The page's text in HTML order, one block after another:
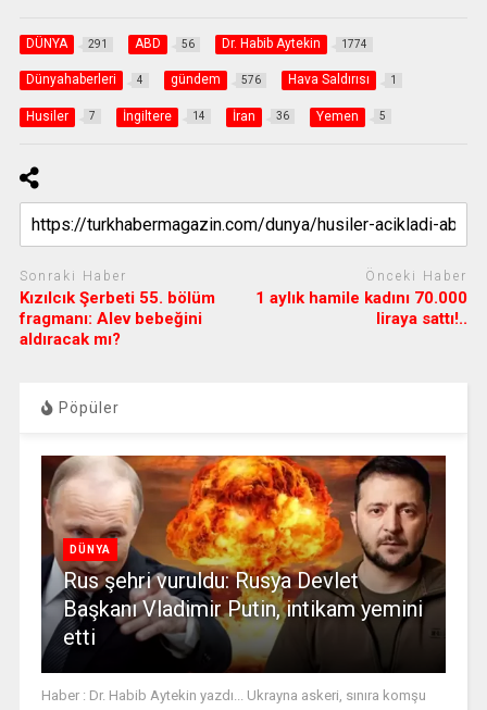
DÜNYA 291 ABD 56 Dr. Habib Aytekin 1774
Dünyahaberleri 4 gündem 576 Hava Saldırısı 1
Husiler 7 İngiltere 14 İran 36 Yemen 5
Sonraki Haber
Kızılcık Şerbeti 55. bölüm
fragmanı: Alev bebeğini
aldıracak mı?
Önceki Haber
1 aylık hamile kadını 70.000
liraya sattı!..
Pöpüler
DÜNYA
Rus şehri vuruldu: Rusya Devlet
Başkanı Vladimir Putin, intikam yemini
etti
Haber : Dr. Habib Aytekin yazdı... Ukrayna askeri, sınıra komşu